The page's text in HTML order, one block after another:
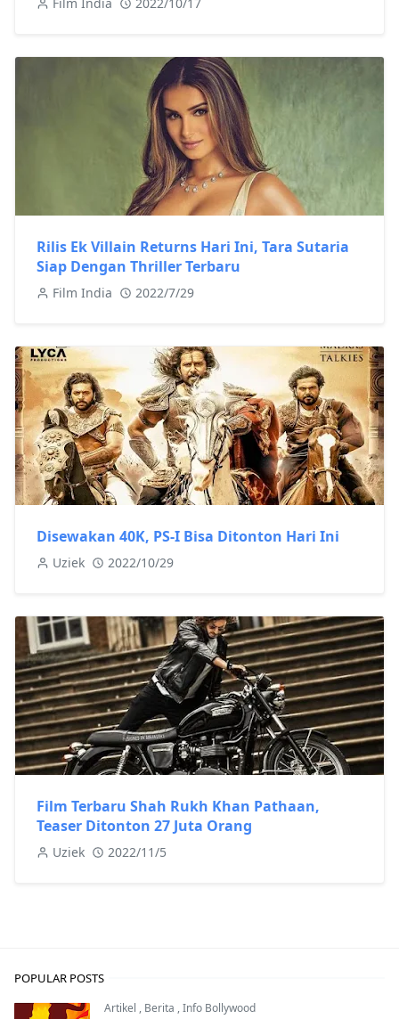
Rilis Ek Villain Returns Hari Ini, Tara Sutaria
Siap Dengan Thriller Terbaru
Film India 2022/7/29
Disewakan 40K, PS-I Bisa Ditonton Hari Ini
Uziek 2022/10/29
Film Terbaru Shah Rukh Khan Pathaan,
Teaser Ditonton 27 Juta Orang
Uziek 2022/11/5
POPULAR POSTS
Artikel , Berita ,Info Bollywood